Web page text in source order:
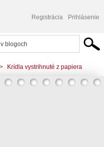
Registrácia Prihlásenie
> Krídla vystrihnuté z papiera